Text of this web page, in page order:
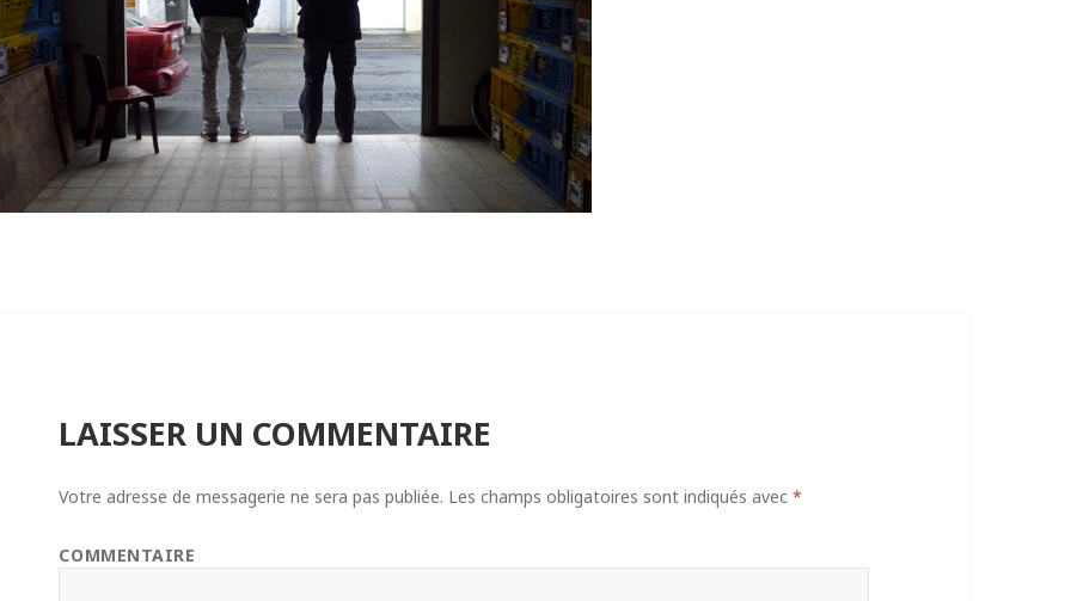
LAISSER UN COMMENTAIRE
Votre adresse de messagerie ne sera pas publiée. Les champs obligatoires sont indiqués avec*
COMMENTAIRE